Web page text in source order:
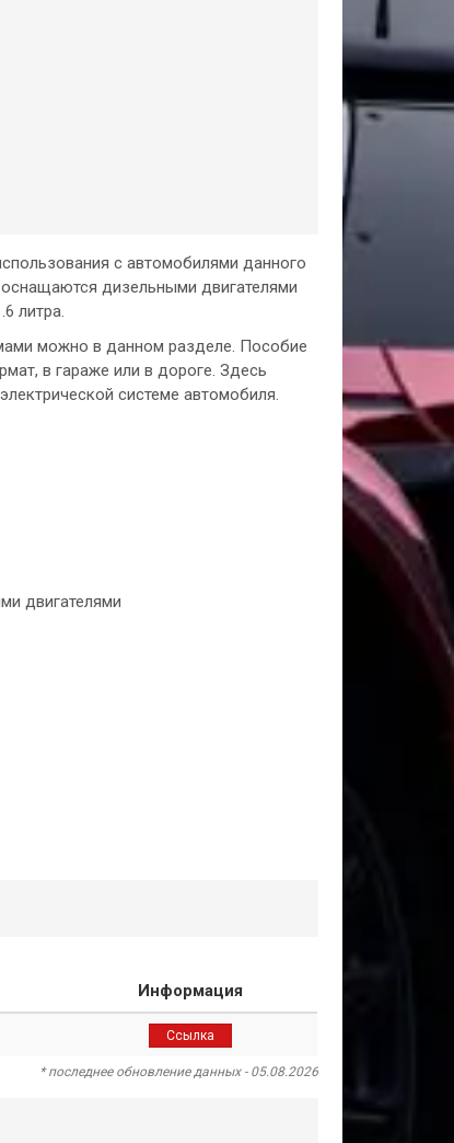
с автомобилями данного
дизельными двигателями
литра.
можно в данном разделе. Пособие
в гараже или в дороге. Здесь
системе автомобиля.
двигателями
Информация
Ссылка
* последнее обновление данных - 05.08.2026